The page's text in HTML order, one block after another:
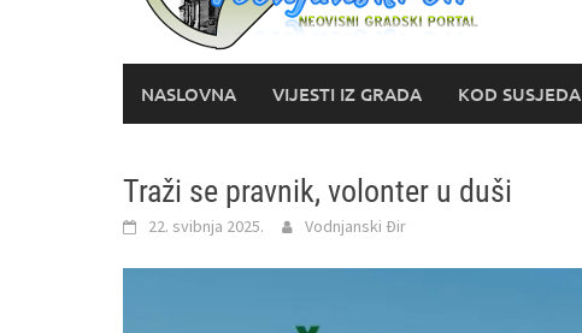
NASLOVNA VIJESTI IZ GRADA KOD SUSJEDA
Traži se pravnik, volonter u duši
22. svibnja 2025. Vodnjanski Đir